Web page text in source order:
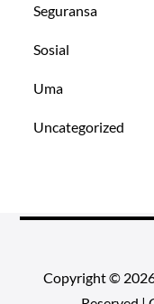
Seguransa
Sosial
Uma
Uncategorized
Copyright ©